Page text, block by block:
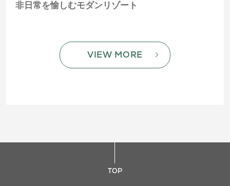
非日常を愉しむモダンリゾート
VIEW MORE
TOP